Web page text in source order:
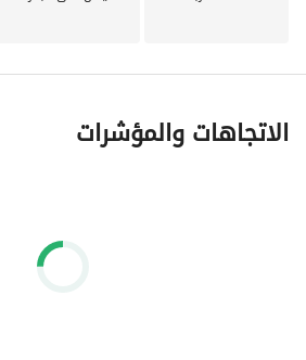
الاتجاهات والمؤشرات